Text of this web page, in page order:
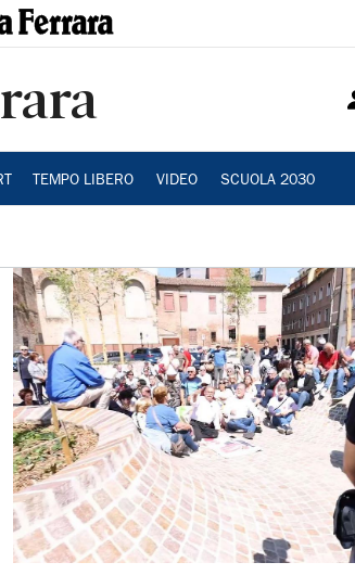
TEMPO LIBERO VIDEO SCUOLA 2030